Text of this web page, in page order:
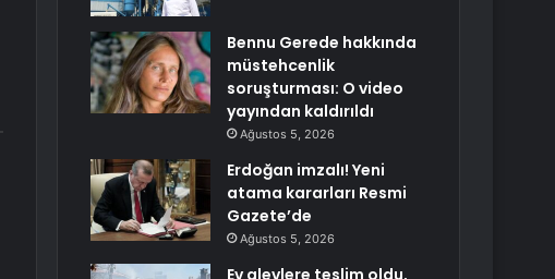
Bennu Gerede hakkında
müstehcenlik
soruşturması: O video
yayından kaldırıldı
Ağustos 5, 2026
Erdoğan imzalı! Yeni
atama kararları Resmi
Gazete’de
Ağustos 5, 2026
Ev alevlere teslim oldu,